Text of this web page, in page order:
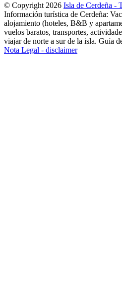
© Copyright 2026 Isla de Cerdeña -
Información turística de Cerdeña:
alojamiento (hoteles, B&B y
vuelos baratos, transportes,
viajar de norte a sur de la isla. Guía
Nota Legal - disclaimer